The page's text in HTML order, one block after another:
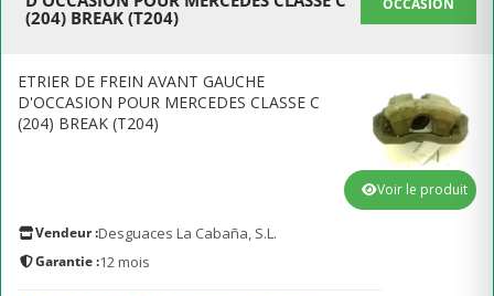
(204) BREAK (T204)
OCCASION
ETRIER DE FREIN AVANT GAUCHE
D'OCCASION POUR MERCEDES CLASSE C
(204) BREAK (T204)
Vendeur :Desguaces La Cabaña, S.L.
Garantie :12 mois
Voir le produit